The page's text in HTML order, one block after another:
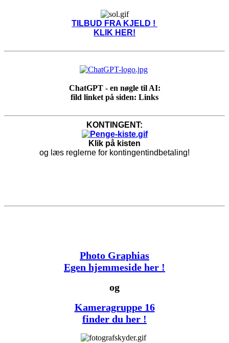
TILBUD FRA KJELD !
KLIK HER!
ChatGPT - en nøgle til AI:
fild linket på siden: Links
KONTINGENT:
Klik på kisten
og læs reglerne for kontingentindbetaling!
Photo Graphias
Egen hjemmeside her !
og
Kameragruppe 16
finder du her !